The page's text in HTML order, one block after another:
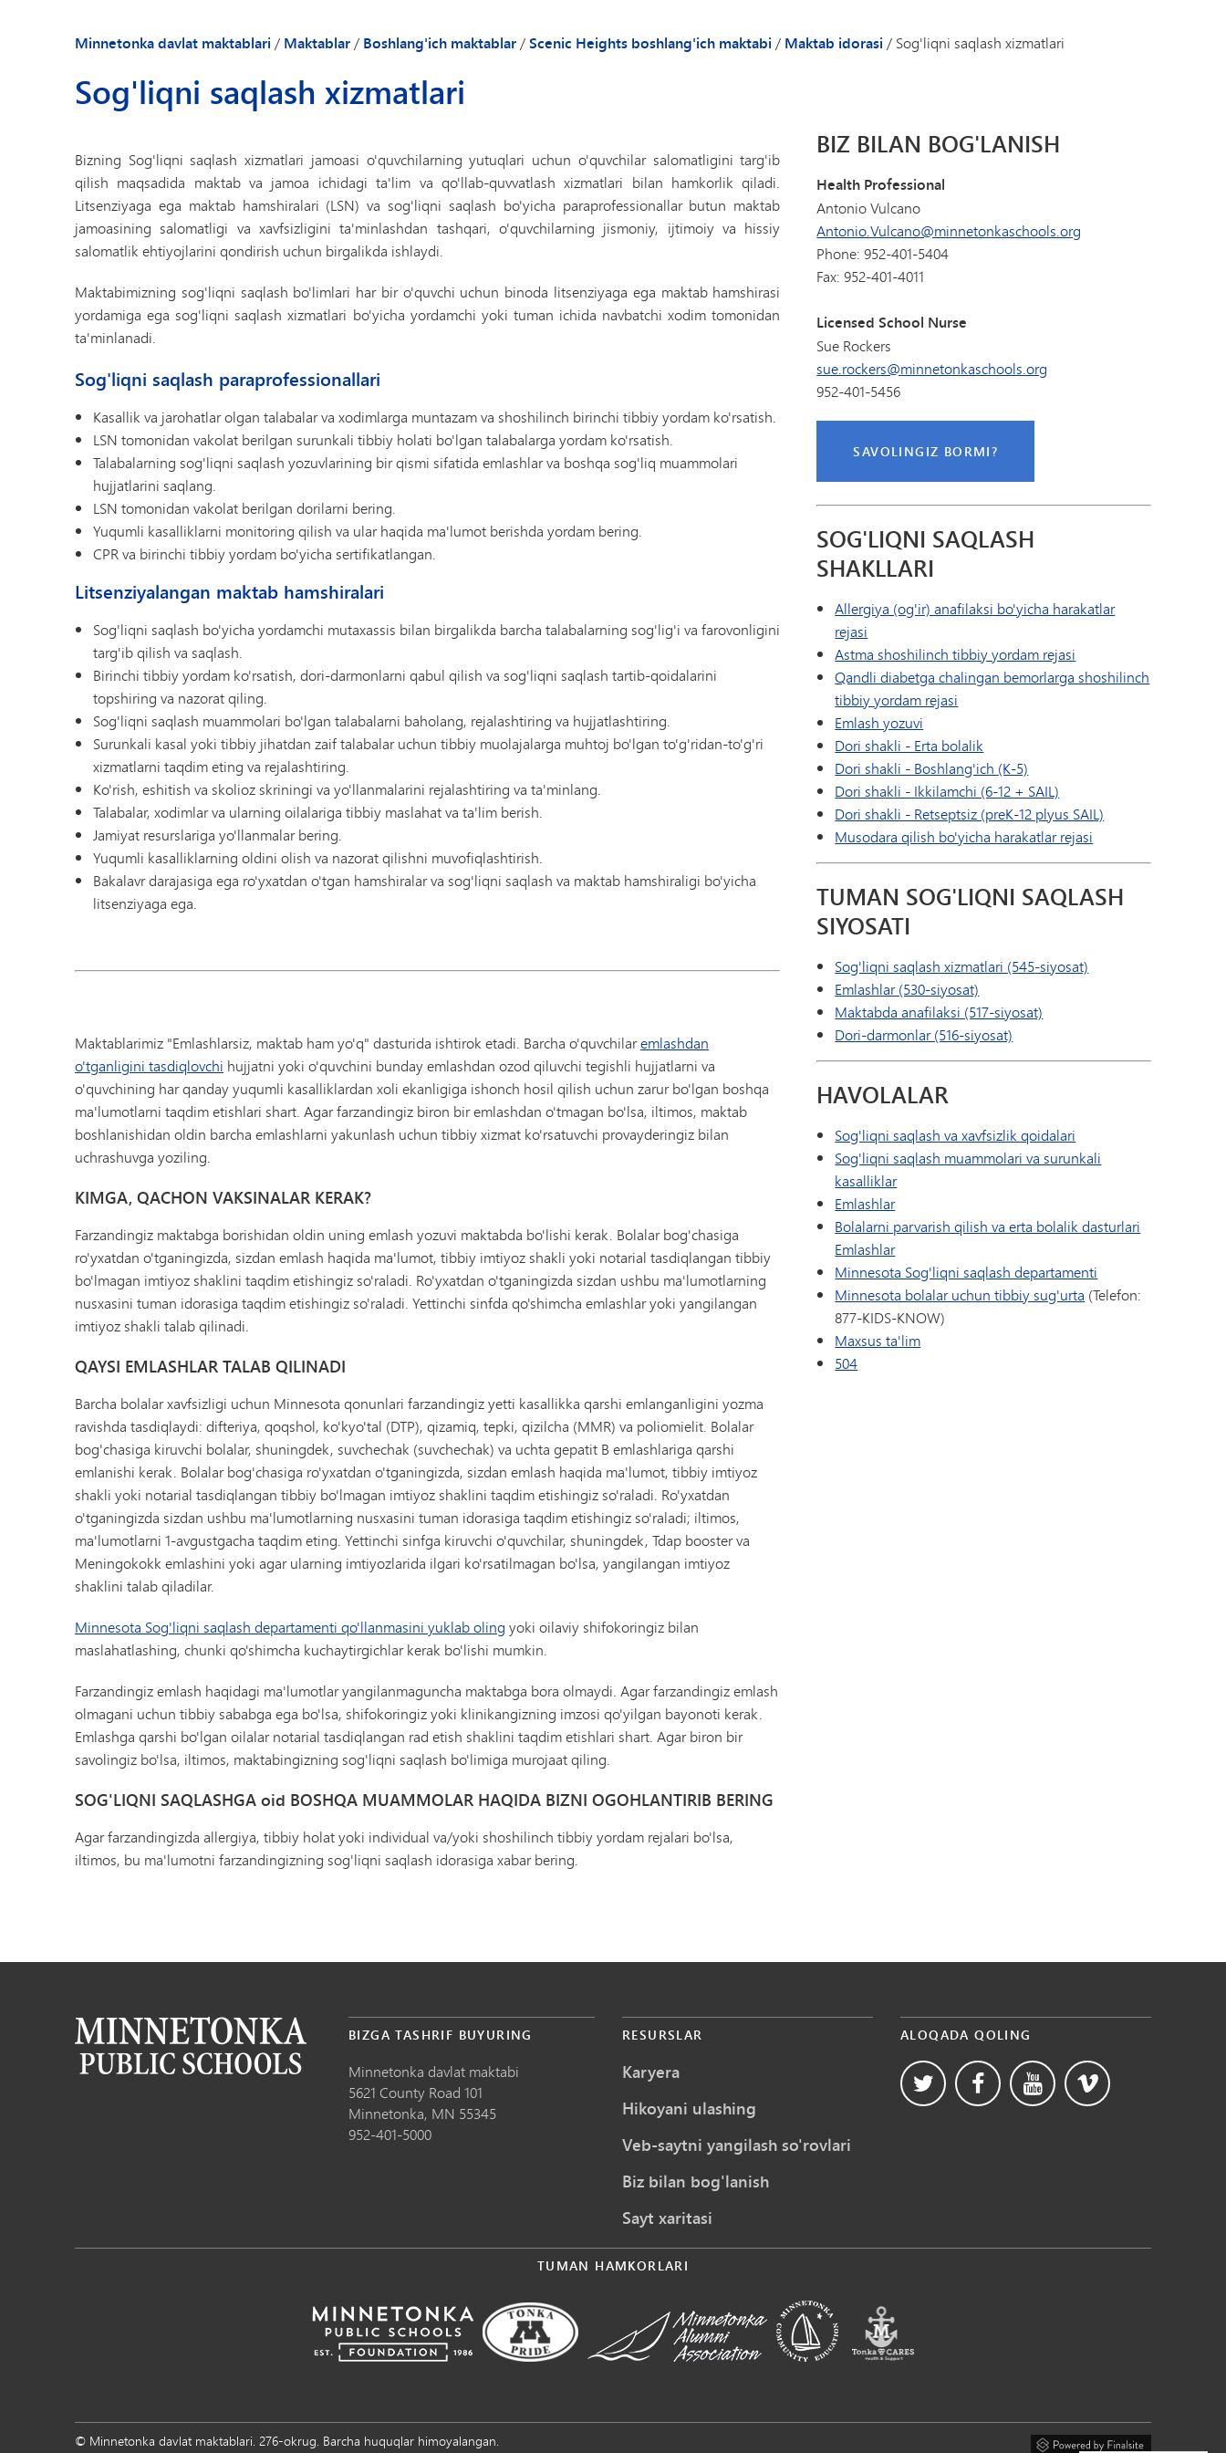
Jahon tillari
Ota-onalar va o'quvchilar uchun qo'llanma - Scenic Heights boshlang'ich maktabi
Maktab yangiliklari
Tadqiqotchilar
Peachjar - Maktab varaqlari (yangi oynada/yorliqda ochiladi)
Talaba farovonligi
TIPS276 (Kamsitish/Bezorilik/Ta'qib haqida xabar berish)
Biz bilan bog'lanish
Minnetonka davlat maktablari / Maktablar/ Boshlang'ich maktablar/Scenic Heights boshlang'ich maktabi / Maktab idorasi / Sog'liqni saqlash xizmatlari
Sog'liqni saqlash xizmatlari
Bizning Sog'liqni saqlash xizmatlari jamoasi o'quvchilarning yutuqlari uchun o'quvchilar salomatligini targ'ib
qilish maqsadida maktab va jamoa ichidagi ta'lim va qo'llab-quvvatlash xizmatlari bilan hamkorlik qiladi.
Litsenziyaga ega maktab hamshiralari (LSN) va sog'liqni saqlash bo'yicha paraprofessionallar butun maktab
jamoasining salomatligi va xavfsizligini ta'minlashdan tashqari, o'quvchilarning jismoniy, ijtimoiy va hissiy
salomatlik ehtiyojlarini qondirish uchun birgalikda ishlaydi.
Maktabimizning sog'liqni saqlash bo'limlari har bir o'quvchi uchun binoda litsenziyaga ega maktab hamshirasi
yordamiga ega sog'liqni saqlash xizmatlari bo'yicha yordamchi yoki tuman ichida navbatchi xodim tomonidan
ta'minlanadi.
Sog'liqni saqlash paraprofessionallari
Kasallik va jarohatlar olgan talabalar va xodimlarga muntazam va shoshilinch birinchi tibbiy yordam ko'rsatish.
LSN tomonidan vakolat berilgan surunkali tibbiy holati bo'lgan talabalarga yordam ko'rsatish.
Talabalarning sog'liqni saqlash yozuvlarining bir qismi sifatida emlashlar va boshqa sog'liq muammolari
hujjatlarini saqlang.
LSN tomonidan vakolat berilgan dorilarni bering.
Yuqumli kasalliklarni monitoring qilish va ular haqida ma'lumot berishda yordam bering.
CPR va birinchi tibbiy yordam bo'yicha sertifikatlangan.
Litsenziyalangan maktab hamshiralari
Sog'liqni saqlash bo'yicha yordamchi mutaxassis bilan birgalikda barcha talabalarning sog'lig'i va farovonligini
targ'ib qilish va saqlash.
Birinchi tibbiy yordam ko'rsatish, dori-darmonlarni qabul qilish va sog'liqni saqlash tartib-qoidalarini
topshiring va nazorat qiling.
Sog'liqni saqlash muammolari bo'lgan talabalarni baholang, rejalashtiring va hujjatlashtiring.
Surunkali kasal yoki tibbiy jihatdan zaif talabalar uchun tibbiy muolajalarga muhtoj bo'lgan to'g'ridan-to'g'ri
xizmatlarni taqdim eting va rejalashtiring.
Ko'rish, eshitish va skolioz skriningi va yo'llanmalarini rejalashtiring va ta'minlang.
Talabalar, xodimlar va ularning oilalariga tibbiy maslahat va ta'lim berish.
Jamiyat resurslariga yo'llanmalar bering.
Yuqumli kasalliklarning oldini olish va nazorat qilishni muvofiqlashtirish.
Bakalavr darajasiga ega ro'yxatdan o'tgan hamshiralar va sog'liqni saqlash va maktab hamshiraligi bo'yicha
litsenziyaga ega.
Maktablarimiz "Emlashlarsiz, maktab ham yo'q" dasturida ishtirok etadi. Barcha o'quvchilaremlashdan
o'tganligini tasdiqlovchi hujjatni yoki o'quvchini bunday emlashdan ozod qiluvchi tegishli hujjatlarni va
o'quvchining har qanday yuqumli kasalliklardan xoli ekanligiga ishonch hosil qilish uchun zarur bo'lgan boshqa
ma'lumotlarni taqdim etishlari shart. Agar farzandingiz biron bir emlashdan o'tmagan bo'lsa, iltimos, maktab
boshlanishidan oldin barcha emlashlarni yakunlash uchun tibbiy xizmat ko'rsatuvchi provayderingiz bilan
uchrashuvga yoziling.
KIMGA, QACHON VAKSINALAR KERAK?
Farzandingiz maktabga borishidan oldin uning emlash yozuvi maktabda bo'lishi kerak. Bolalar bog'chasiga
ro'yxatdan o'tganingizda, sizdan emlash haqida ma'lumot, tibbiy imtiyoz shakli yoki notarial tasdiqlangan tibbiy
bo'lmagan imtiyoz shaklini taqdim etishingiz so'raladi. Ro'yxatdan o'tganingizda sizdan ushbu ma'lumotlarning
nusxasini tuman idorasiga taqdim etishingiz so'raladi. Yettinchi sinfda qo'shimcha emlashlar yoki yangilangan
imtiyoz shakli talab qilinadi.
QAYSI EMLASHLAR TALAB QILINADI
Barcha bolalar xavfsizligi uchun Minnesota qonunlari farzandingiz yetti kasallikka qarshi emlanganligini yozma
ravishda tasdiqlaydi: difteriya, qoqshol, ko'kyo'tal (DTP), qizamiq, tepki, qizilcha (MMR) va poliomielit. Bolalar
bog'chasiga kiruvchi bolalar, shuningdek, suvchechak (suvchechak) va uchta gepatit B emlashlariga qarshi
emlanishi kerak. Bolalar bog'chasiga ro'yxatdan o'tganingizda, sizdan emlash haqida ma'lumot, tibbiy imtiyoz
shakli yoki notarial tasdiqlangan tibbiy bo'lmagan imtiyoz shaklini taqdim etishingiz so'raladi. Ro'yxatdan
o'tganingizda sizdan ushbu ma'lumotlarning nusxasini tuman idorasiga taqdim etishingiz so'raladi; iltimos,
ma'lumotlarni 1-avgustgacha taqdim eting. Yettinchi sinfga kiruvchi o'quvchilar, shuningdek, Tdap booster va
Meningokokk emlashini yoki agar ularning imtiyozlarida ilgari ko'rsatilmagan bo'lsa, yangilangan imtiyoz
shaklini talab qiladilar.
Minnesota Sog'liqni saqlash departamenti qo'llanmasini yuklab oling yoki oilaviy shifokoringiz bilan
maslahatlashing, chunki qo'shimcha kuchaytirgichlar kerak bo'lishi mumkin.
Farzandingiz emlash haqidagi ma'lumotlar yangilanmaguncha maktabga bora olmaydi. Agar farzandingiz emlash
olmagani uchun tibbiy sababga ega bo'lsa, shifokoringiz yoki klinikangizning imzosi qo'yilgan bayonoti kerak.
Emlashga qarshi bo'lgan oilalar notarial tasdiqlangan rad etish shaklini taqdim etishlari shart. Agar biron bir
savolingiz bo'lsa, iltimos, maktabingizning sog'liqni saqlash bo'limiga murojaat qiling.
SOG'LIQNI SAQLASHGA oid BOSHQA MUAMMOLAR HAQIDA BIZNI OGOHLANTIRIB BERING
Agar farzandingizda allergiya, tibbiy holat yoki individual va/yoki shoshilinch tibbiy yordam rejalari bo'lsa,
iltimos, bu ma'lumotni farzandingizning sog'liqni saqlash idorasiga xabar bering.
BIZ BILAN BOG'LANISH
Health Professional
Antonio Vulcano
Antonio.Vulcano@minnetonkaschools.org
Phone: 952-401-5404
Fax: 952-401-4011
Licensed School Nurse
Sue Rockers
sue.rockers@minnetonkaschools.org
952-401-5456
SAVOLINGIZ BORMI?
SOG'LIQNI SAQLASH
SHAKLLARI
Allergiya (og'ir) anafilaksi bo'yicha harakatlar
rejasi
Astma shoshilinch tibbiy yordam rejasi
Qandli diabetga chalingan bemorlarga shoshilinch
tibbiy yordam rejasi
Emlash yozuvi
Dori shakli - Erta bolalik
Dori shakli - Boshlang'ich (K-5)
Dori shakli - Ikkilamchi (6-12 + SAIL)
Dori shakli - Retseptsiz (preK-12 plyus SAIL)
Musodara qilish bo'yicha harakatlar rejasi
TUMAN SOG'LIQNI SAQLASH
SIYOSATI
Sog'liqni saqlash xizmatlari (545-siyosat)
Emlashlar (530-siyosat)
Maktabda anafilaksi (517-siyosat)
Dori-darmonlar (516-siyosat)
HAVOLALAR
Sog'liqni saqlash va xavfsizlik qoidalari
Sog'liqni saqlash muammolari va surunkali
kasalliklar
Emlashlar
Bolalarni parvarish qilish va erta bolalik dasturlari
Emlashlar
Minnesota Sog'liqni saqlash departamenti
Minnesota bolalar uchun tibbiy sug'urta (Telefon:
877-KIDS-KNOW)
Maxsus ta'lim
504
BIZGA TASHRIF BUYURING
Minnetonka davlat maktabi
5621 County Road 101
Minnetonka, MN 55345
952-401-5000
RESURSLAR
Karyera
Hikoyani ulashing
Veb-saytni yangilash so'rovlari
Biz bilan bog'lanish
Sayt xaritasi
ALOQADA QOLING
TUMAN HAMKORLARI
© Minnetonka davlat maktablari. 276-okrug. Barcha huquqlar himoyalangan.